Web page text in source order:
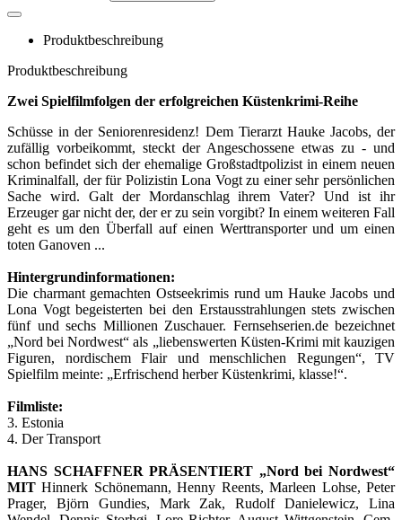
Produktbeschreibung
Produktbeschreibung
Zwei Spielfilmfolgen der erfolgreichen Küstenkrimi-Reihe
Schüsse in der Seniorenresidenz! Dem Tierarzt Hauke Jacobs, der
zufällig vorbeikommt, steckt der Angeschossene etwas zu - und
schon befindet sich der ehemalige Großstadtpolizist in einem neuen
Kriminalfall, der für Polizistin Lona Vogt zu einer sehr persönlichen
Sache wird. Galt der Mordanschlag ihrem Vater? Und ist ihr
Erzeuger gar nicht der, der er zu sein vorgibt? In einem weiteren Fall
geht es um den Überfall auf einen Werttransporter und um einen
toten Ganoven ...
Hintergrundinformationen:
Die charmant gemachten Ostseekrimis rund um Hauke Jacobs und
Lona Vogt begeisterten bei den Erstausstrahlungen stets zwischen
fünf und sechs Millionen Zuschauer. Fernsehserien.de bezeichnet
„Nord bei Nordwest“ als „liebenswerten Küsten-Krimi mit kauzigen
Figuren, nordischem Flair und menschlichen Regungen“, TV
Spielfilm meinte: „Erfrischend herber Küstenkrimi, klasse!“.
Filmliste:
3. Estonia
4. Der Transport
HANS SCHAFFNER PRÄSENTIERT „Nord bei Nordwest“
MIT Hinnerk Schönemann, Henny Reents, Marleen Lohse, Peter
Prager, Björn Gundies, Mark Zak, Rudolf Danielewicz, Lina